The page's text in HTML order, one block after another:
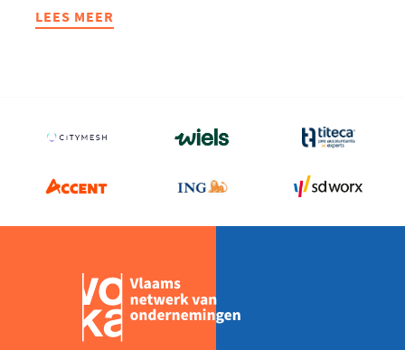
LEES MEER
ABOUT
INSPIRATIE
LUXEMBURG